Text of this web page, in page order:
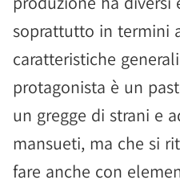
soprattutto in termini
caratteristiche
protagonista è un
un gregge di strani e
mansueti, ma che si
fare anche con